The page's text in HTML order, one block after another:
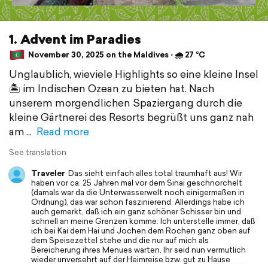
1. Advent im Paradies
November 30, 2025 on the Maldives ⋅ 🌧 27 °C
Unglaublich, wieviele Highlights so eine kleine Insel
🏝️ im Indischen Ozean zu bieten hat. Nach
unserem morgendlichen Spaziergang durch die
kleine Gärtnerei des Resorts begrüßt uns ganz nah
am
Read more
See translation
Traveler Das sieht einfach alles total traumhaft aus! Wir
haben vor ca. 25 Jahren mal vor dem Sinai geschnorchelt
(damals war da die Unterwasserwelt noch einigermaßen in
Ordnung), das war schon faszinierend. Allerdings habe ich
auch gemerkt, daß ich ein ganz schöner Schisser bin und
schnell an meine Grenzen komme: Ich unterstelle immer, daß
ich bei Kai dem Hai und Jochen dem Rochen ganz oben auf
dem Speisezettel stehe und die nur auf mich als
Bereicherung ihres Menues warten. Ihr seid nun vermutlich
wieder unversehrt auf der Heimreise bzw. gut zu Hause